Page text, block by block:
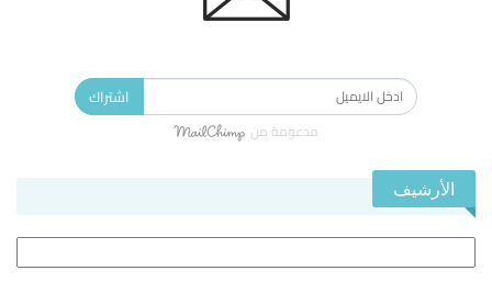
اشتراك
مدعومة من
الأرشيف